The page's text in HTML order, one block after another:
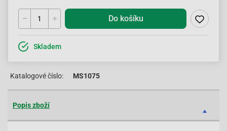
Do košíku
Skladem
Katalogové číslo: MS1075
Popis zboží